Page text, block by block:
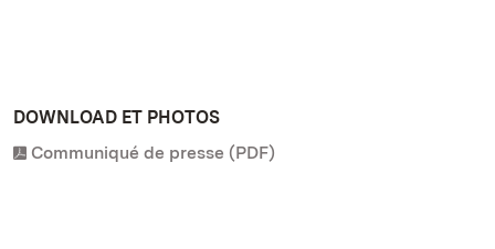
DOWNLOAD ET PHOTOS
Communiqué de presse (PDF)